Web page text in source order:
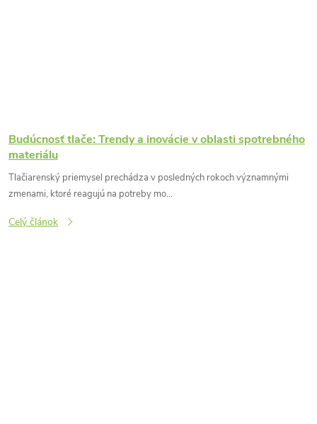
Budúcnosť tlače: Trendy a inovácie v oblasti spotrebného
materiálu
Tlačiarenský priemysel prechádza v posledných rokoch významnými
zmenami, ktoré reagujú na potreby mo...
Celý článok